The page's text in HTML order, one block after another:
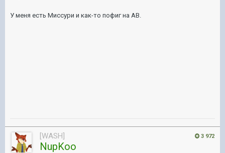
У меня есть Миссури и как-то пофиг на АВ.
3 972
[WASH]
NupKoo